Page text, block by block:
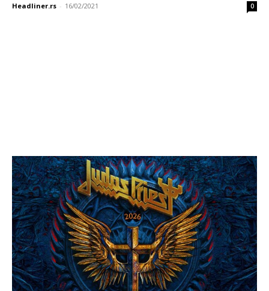
Headliner.rs - 16/02/2021 0